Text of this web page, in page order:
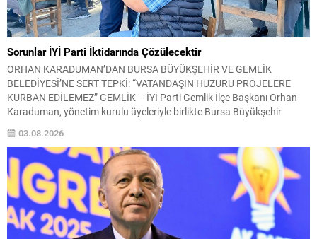
Sorunlar İYİ Parti İktidarında Çözülecektir
ORHAN KARADUMAN’DAN BURSA BÜYÜKŞEHİR VE GEMLİK
BELEDİYESİ’NE SERT TEPKİ: “VATANDAŞIN HUZURU PROJELERE
KURBAN EDİLEMEZ” GEMLİK – İYİ Parti Gemlik İlçe Başkanı Orhan
Karaduman, yönetim kurulu üyeleriyle birlikte Bursa Büyükşehir
Belediyesi tarafından Gemlik sahilinde sürdürülen düzenleme
çalışmalarını yerinde incelediklerini belirterek, özellikle Kayıkhane
bölgesindeki uygulamalara sert tepki gösterdi. Karaduman, gençlerin
spor yapmasına...
03.08.2026